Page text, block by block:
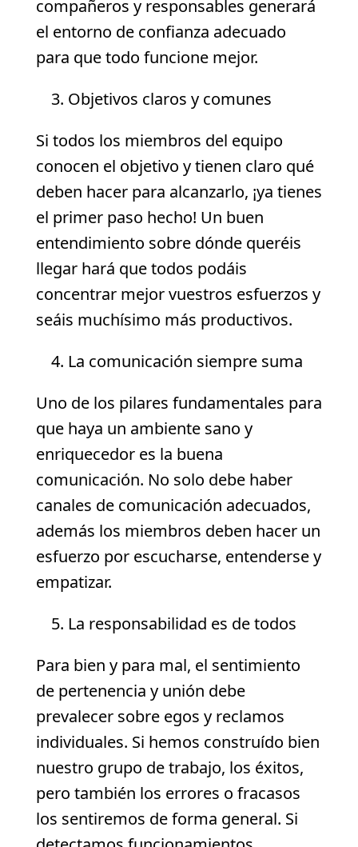
compañeros y responsables generará
el entorno de confianza adecuado
para que todo funcione mejor.
Objetivos claros y comunes
Si todos los miembros del equipo
conocen el objetivo y tienen claro qué
deben hacer para alcanzarlo, ¡ya tienes
el primer paso hecho! Un buen
entendimiento sobre dónde queréis
llegar hará que todos podáis
concentrar mejor vuestros esfuerzos y
seáis muchísimo más productivos.
La comunicación siempre suma
Uno de los pilares fundamentales para
que haya un ambiente sano y
enriquecedor es la buena
comunicación. No solo debe haber
canales de comunicación adecuados,
además los miembros deben hacer un
esfuerzo por escucharse, entenderse y
empatizar.
La responsabilidad es de todos
Para bien y para mal, el sentimiento
de pertenencia y unión debe
prevalecer sobre egos y reclamos
individuales. Si hemos construído bien
nuestro grupo de trabajo, los éxitos,
pero también los errores o fracasos
los sentiremos de forma general. Si